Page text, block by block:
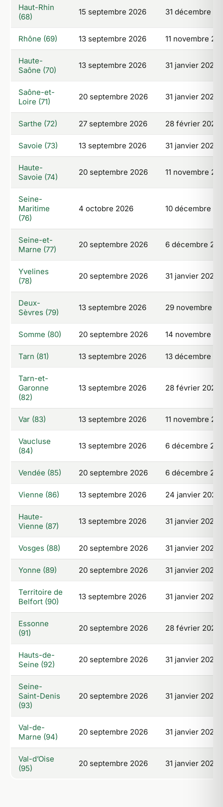
Haut-Rhin
(68)
15 septembre 2026 31 décembre
Rhône (69) 13 septembre 2026 11 novembre
Haute-
Saône (70)
13 septembre 2026 31 janvier 2027
Saône-et-
Loire (71)
20 septembre 2026 31 janvier 2027
Sarthe (72) 27 septembre 2026 28 février 2027
Savoie (73) 13 septembre 2026 31 janvier 2027
Haute-
Savoie (74)
20 septembre 2026 11 novembre
Seine-
Maritime
(76)
4 octobre 2026 10 décembre
Seine-et-
Marne (77)
20 septembre 2026 6 décembre
Yvelines
(78)
20 septembre 2026 31 janvier 2027
Deux-
Sèvres (79)
13 septembre 2026 29 novembre
Somme (80) 20 septembre 2026 14 novembre
Tarn (81) 13 septembre 2026 13 décembre
Tarn-et-
Garonne
(82)
13 septembre 2026 28 février 2027
Var (83) 13 septembre 2026 11 novembre
Vaucluse
(84)
13 septembre 2026 6 décembre
Vendée (85) 20 septembre 2026 6 décembre
Vienne (86) 13 septembre 2026 24 janvier 2027
Haute-
Vienne (87)
13 septembre 2026 31 janvier 2027
Vosges (88) 20 septembre 2026 31 janvier 2027
Yonne (89) 20 septembre 2026 31 janvier 2027
Territoire de
Belfort (90)
13 septembre 2026 31 janvier 2027
Essonne
(91)
20 septembre 2026 28 février 2027
Hauts-de-
Seine (92)
20 septembre 2026 31 janvier 2027
Seine-
Saint-Denis
(93)
20 septembre 2026 31 janvier 2027
Val-de-
Marne (94)
20 septembre 2026 31 janvier 2027
Val-d’Oise
(95)
20 septembre 2026 31 janvier 2027